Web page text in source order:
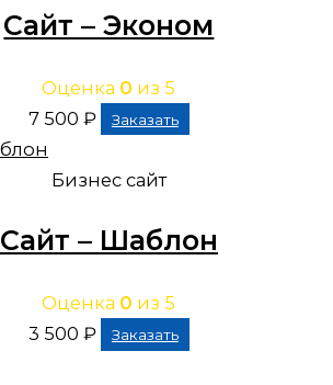
Сайт – Эконом
Оценка 0 из 5
7 500 ₽ Заказать
Бизнес сайт
Сайт – Шаблон
Оценка 0 из 5
3 500 ₽ Заказать